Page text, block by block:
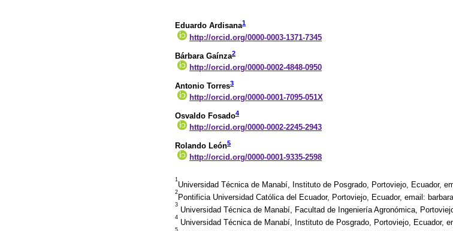
Eduardo Ardisana1
http://orcid.org/0000-0003-1371-7345
Bárbara Gaínza2
http://orcid.org/0000-0002-4848-0950
Antonio Torres3
http://orcid.org/0000-0001-7095-051X
Osvaldo Fosado4
http://orcid.org/0000-0002-2245-2943
Rolando León5
http://orcid.org/0000-0001-9335-2598
1
Universidad Técnica de Manabí, Instituto de Posgrado, Portoviejo, Ecuador,
2
Pontificia Universidad Católica del Ecuador, Portoviejo, Ecuador, email:
3
Universidad Técnica de Manabí, Facultad de Ingeniería Agronómica,
4
Universidad Técnica de Manabí, Instituto de Posgrado, Portoviejo, Ecuador,